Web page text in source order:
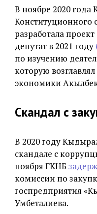
В ноябре 2020
Конституционного
разработала
депутат в 2021 году
по изучению
которую
экономики
Скандал с
В 2020 году
скандале с
ноября ГКНБ
комиссии по
госпредприятия
Умбеталиева.